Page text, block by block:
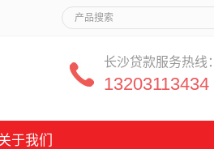
长沙贷款服务热线：
13203113434
于我们